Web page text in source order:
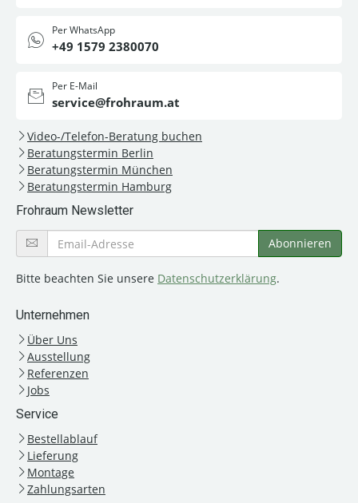
Per WhatsApp
+49 1579 2380070
Per E-Mail
service@frohraum.at
Video-/Telefon-Beratung buchen
Beratungstermin Berlin
Beratungstermin München
Beratungstermin Hamburg
Frohraum Newsletter
Bitte beachten Sie unsere Datenschutzerklärung.
Unternehmen
Über Uns
Ausstellung
Referenzen
Jobs
Service
Bestellablauf
Lieferung
Montage
Zahlungsarten